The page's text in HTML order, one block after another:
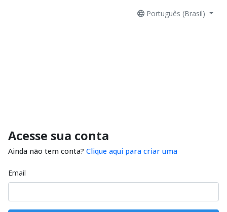
Português (Brasil)
Acesse sua conta
Ainda não tem conta? Clique aqui para criar uma
Email